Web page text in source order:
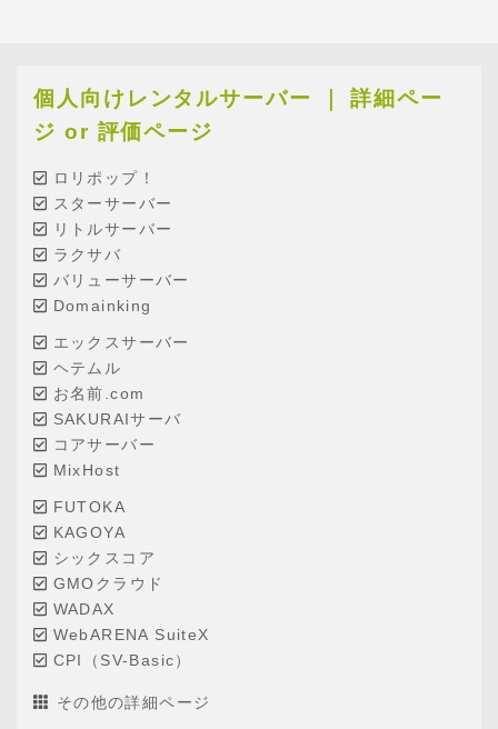
個人向けレンタルサーバー ｜ 詳細ペー
ジ or 評価ページ
ロリポップ！
スターサーバー
リトルサーバー
ラクサバ
バリューサーバー
Domainking
エックスサーバー
ヘテムル
お名前.com
SAKURAIサーバ
コアサーバー
MixHost
FUTOKA
KAGOYA
シックスコア
GMOクラウド
WADAX
WebARENA SuiteX
CPI（SV-Basic）
その他の詳細ページ